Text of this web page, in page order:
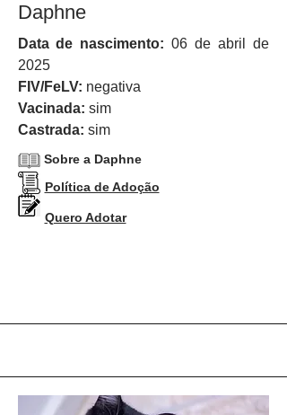
Daphne
Data de nascimento: 06 de abril de
2025
FIV/FeLV: negativa
Vacinada: sim
Castrada: sim
Sobre a Daphne
Política de Adoção
Quero Adotar